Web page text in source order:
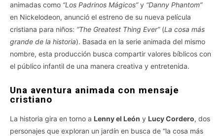
animadas como “Los Padrinos Mágicos”y “Danny Phantom”
en Nickelodeon, anunció el estreno de su nueva película
cristiana para niños: “The Greatest Thing Ever”(La cosa más
grande de la historia). Basada en la serie animada del mismo
nombre, esta producción busca compartir valores bíblicos con
el público infantil de una manera creativa y entretenida.
Una aventura animada con mensaje
cristiano
La historia gira en torno a Lenny el León y Lucy Cordero, dos
personajes que exploran un jardín en busca de “la cosa más